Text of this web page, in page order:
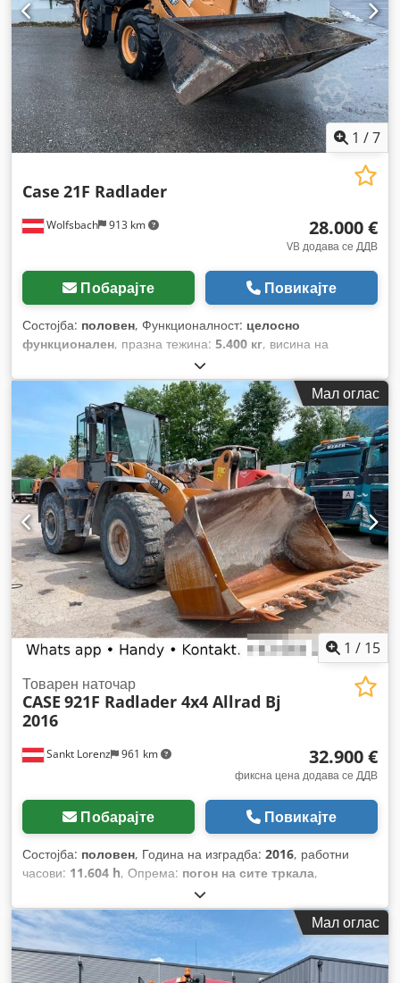
1 /7
Wolfsbach 913 km
Case 21F Radlader
28.000 €
VB додава се ДДВ
Побарајте Повикајте
Состојба: половен, Функционалност: целосно
функционален, празна тежина: 5.400 кг, висина на
, Година на изградба:
часови:2.081 h, вкупна должина:5.550 мм, градежна
2.500 мм, тип на погон:Diesel Motor , градежна
ширина:
1.950 мм
Мал оглас
1 / 15
Sankt Lorenz 961 km
Товарен наточар
CASE 921F Radlader 4x4 Allrad Bj
2016
32.900 €
фиксна цена додава се ДДВ
Побарајте Повикајте
Состојба: половен, Година на изградба: 2016, работни
часови: 11.604 h, Опрема: погон на сите тркала,
Мал оглас